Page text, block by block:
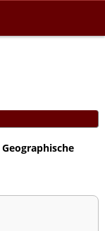
Geographische